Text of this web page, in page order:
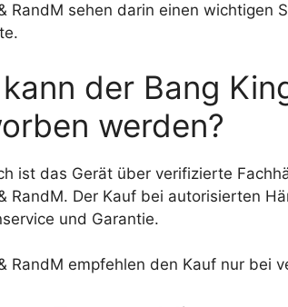
RandM sehen darin einen wichtigen
der Bang
werden?
ist das Gerät über verifizierte
RandM. Der Kauf bei autorisierten
und Garantie.
RandM empfehlen den Kauf nur bei